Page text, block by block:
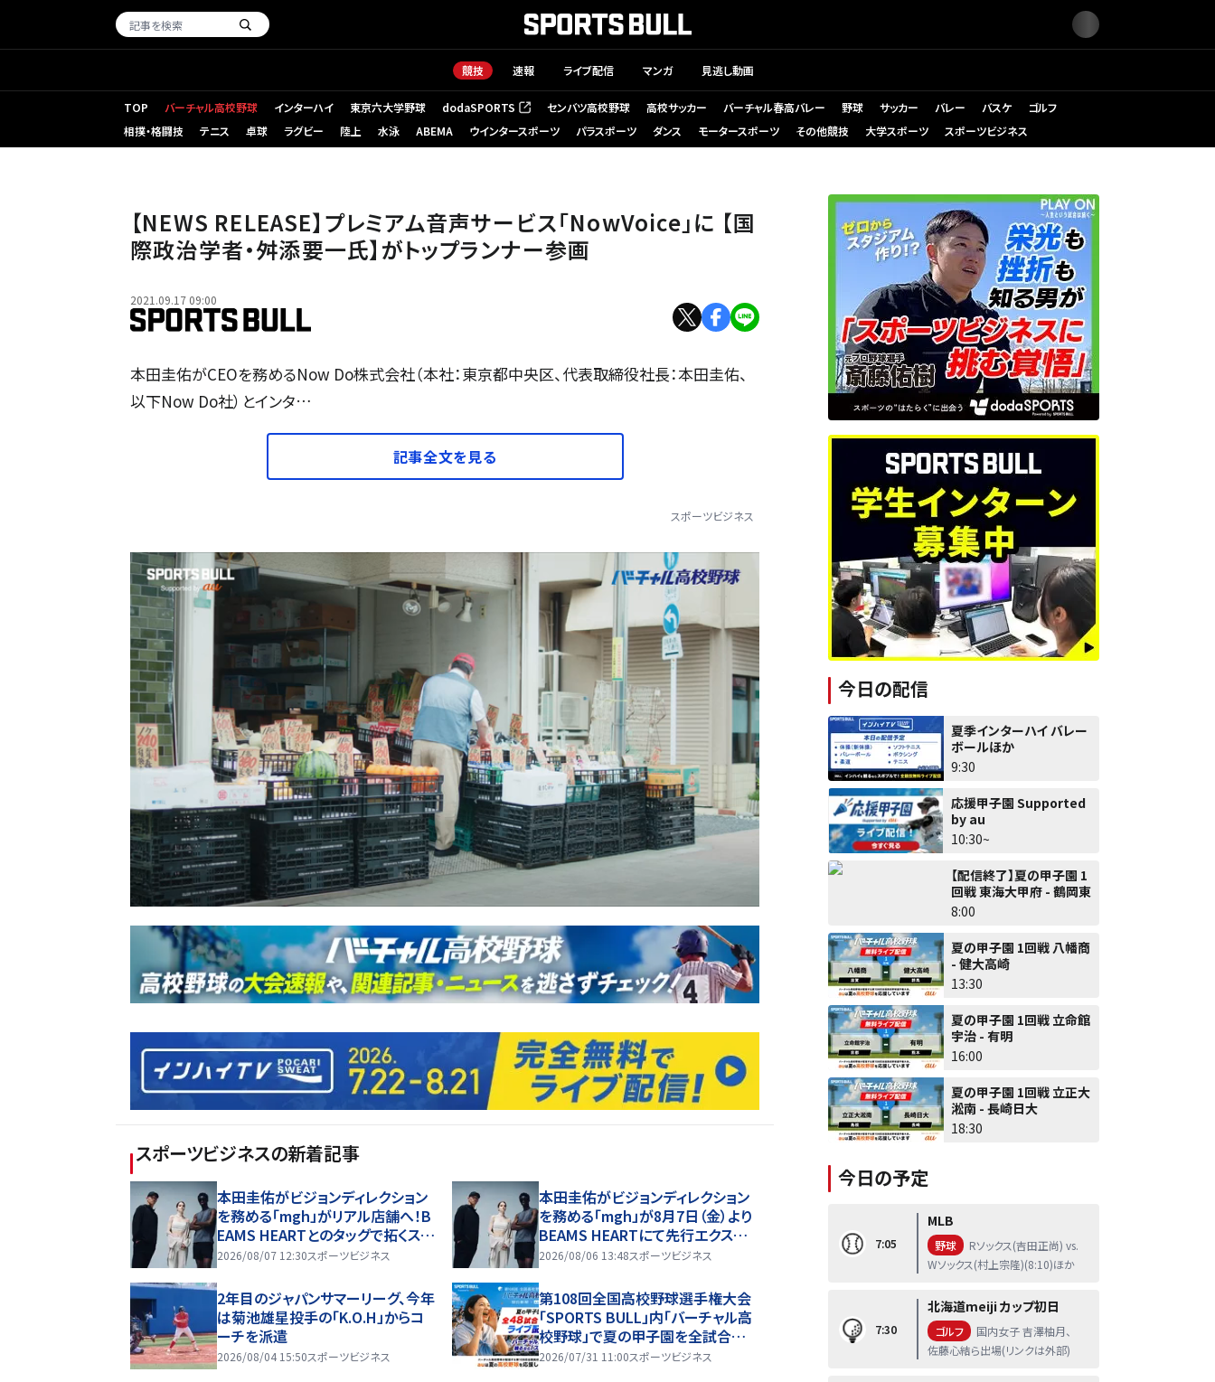
競技 速報 ライブ配信 マンガ 見逃し動画
TOP バーチャル高校野球 インターハイ 東京六大学野球 dodaSPORTS
（新しいタブで開く） センバツ高校野球 高校サッカー バーチャル春高バレー 野球 サッカー バレー バスケ
ゴルフ
相撲・格闘技
テニス 卓球 ラグビー 陸上 水泳 ABEMA ウインタースポーツ パラスポーツ ダンス モータースポーツ その他競技 大学スポーツ スポーツビジネス
【NEWS RELEASE】プレミアム音声サービス「NowVoice」に 【国
際政治学者・舛添要一氏】がトップランナー参画
2021.09.17 09:00
本田圭佑がCEOを務めるNow Do株式会社（本社：東京都中央区、代表取締役社長：本田圭佑、
以下Now Do社）とインタ…
記事全文を見る
スポーツビジネス
スポーツビジネスの新着記事
本田圭佑がビジョンディレクション
を務める「mgh」がリアル店舗へ！B
EAMS HEARTとのタッグで拓くスポ
ーツウェアの新たな挑戦
2026/08/07 12:30スポーツビジネス
本田圭佑がビジョンディレクション
を務める「mgh」が8月7日（金）より
BEAMS HEARTにて先行エクスクル
ーシブ展開をスタート！全39型が初
ショーも！
2026/08/06 13:48スポーツビジネス
2年目のジャパンサマーリーグ、今年
は菊池雄星投手の「K.O.H」からコ
ーチを派遣
2026/08/04 15:50スポーツビジネス
第108回全国高校野球選手権大会
「SPORTS BULL」内「バーチャル高
校野球」で夏の甲子園を全試合無
料ライブ配信！ ～auが夏の高校野
2026/07/31 11:00スポーツビジネス
今日の配信
夏季インターハイ バレー
ボールほか
9:30
応援甲子園 Supported
by au
10:30~
【配信終了】夏の甲子園 1
回戦 東海大甲府 - 鶴岡東
8:00
夏の甲子園 1回戦 八幡商
- 健大高崎
13:30
夏の甲子園 1回戦 立命館
宇治 - 有明
16:00
夏の甲子園 1回戦 立正大
淞南 - 長崎日大
18:30
今日の予定
7:05
MLB
野球
Rソックス(吉田正尚) vs.
Wソックス(村上宗隆)(8:10)ほか
7:30
北海道meiji カップ初日
ゴルフ
国内女子 吉澤柚月、
佐藤心結ら出場(リンクは外部)